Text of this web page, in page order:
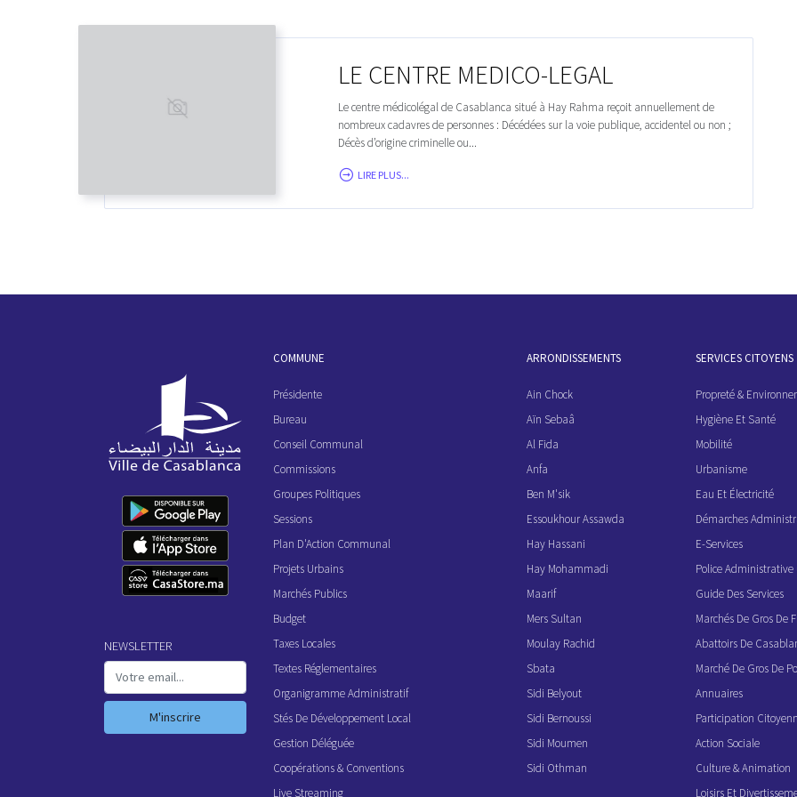
LE CENTRE MEDICO-LEGAL
Le centre médicolégal de Casablanca situé à Hay Rahma reçoit annuellement de
nombreux cadavres de personnes : Décédées sur la voie publique, accidentel ou non ;
Décès d’origine criminelle ou...
LIRE PLUS...
NEWSLETTER
M'inscrire
COMMUNE
Présidente
Bureau
Conseil Communal
Commissions
Groupes Politiques
Sessions
Plan D'Action Communal
Projets Urbains
Marchés Publics
Budget
Taxes Locales
Textes Réglementaires
Organigramme Administratif
Stés De Développement Local
Gestion Déléguée
Coopérations & Conventions
Live Streaming
ARRONDISSEMENTS
Ain Chock
Aïn Sebaâ
Al Fida
Anfa
Ben M'sik
Essoukhour Assawda
Hay Hassani
Hay Mohammadi
Maarif
Mers Sultan
Moulay Rachid
Sbata
Sidi Belyout
Sidi Bernoussi
Sidi Moumen
Sidi Othman
SERVICES CITOYENS
Propreté &
Hygiène Et Santé
Mobilité
Urbanisme
Eau Et Électricité
Démarches
E-Services
Police
Guide Des Services
Marchés De Gros De
Abattoirs De
Marché De Gros De
Annuaires
Participation
Action Sociale
Culture & Animation
Loisirs Et